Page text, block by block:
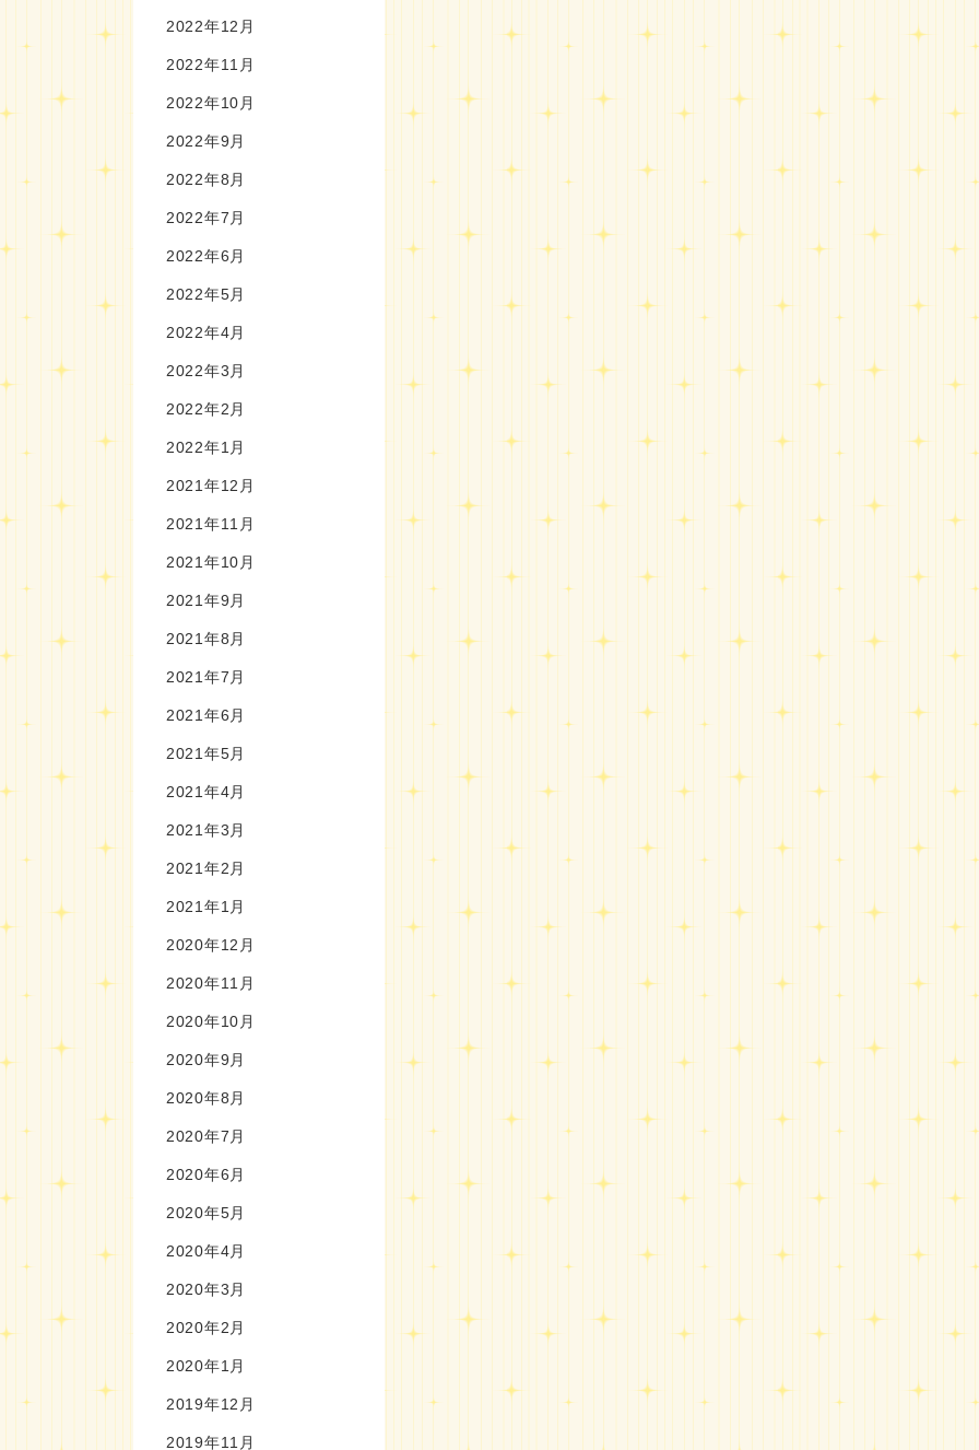
2022年12月
2022年11月
2022年10月
2022年9月
2022年8月
2022年7月
2022年6月
2022年5月
2022年4月
2022年3月
2022年2月
2022年1月
2021年12月
2021年11月
2021年10月
2021年9月
2021年8月
2021年7月
2021年6月
2021年5月
2021年4月
2021年3月
2021年2月
2021年1月
2020年12月
2020年11月
2020年10月
2020年9月
2020年8月
2020年7月
2020年6月
2020年5月
2020年4月
2020年3月
2020年2月
2020年1月
2019年12月
2019年11月